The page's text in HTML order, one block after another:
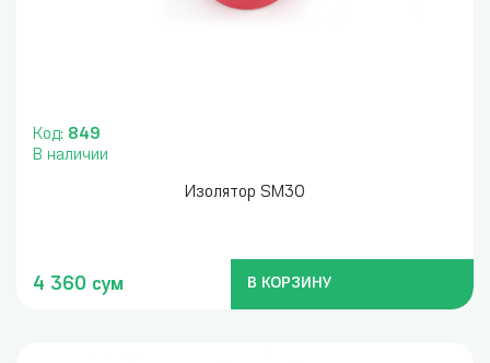
Код: 849
В наличии
Изолятор SM30
4 360 сум В КОРЗИНУ